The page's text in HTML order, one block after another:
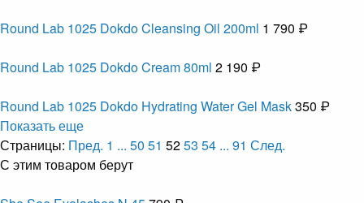
Round Lab 1025 Dokdo Cleansing Oil 200ml 1 790 ₽
Round Lab 1025 Dokdo Cream 80ml 2 190 ₽
Round Lab 1025 Dokdo Hydrating Water Gel Mask350 ₽
Показать еще
Страницы: Пред. 1 ... 50 51 5253 54 ... 91 След.
С этим товаром берут